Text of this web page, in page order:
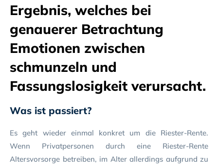
Ergebnis, welches bei
genauerer Betrachtung
Emotionen zwischen
schmunzeln und
Fassungslosigkeit verursacht.
Was ist passiert?
Es geht wieder einmal konkret um die Riester-Rente.
Wenn Privatpersonen durch eine Riester-Rente
Altersvorsorge betreiben, im Alter allerdings aufgrund zu